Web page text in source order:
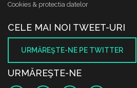
Cookies & protectia datelor
CELE MAI NOI TWEET-URI
URMĂREŞTE-NE PE TWITTER
URMĂREŞTE-NE